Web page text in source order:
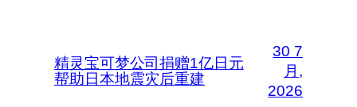
精灵宝可梦公司捐赠1亿日元
帮助日本地震灾后重建
30 7
月,
2026